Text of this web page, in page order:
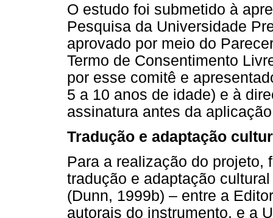
O estudo foi submetido à
Pesquisa da Universidade
aprovado por meio do
Termo de Consentimento
por esse comitê e
5 a 10 anos de idade) e à
assinatura antes da
Tradução e adaptação
Para a realização do projeto,
tradução e adaptação
(Dunn, 1999b) – entre a
autorais do instrumento, e a